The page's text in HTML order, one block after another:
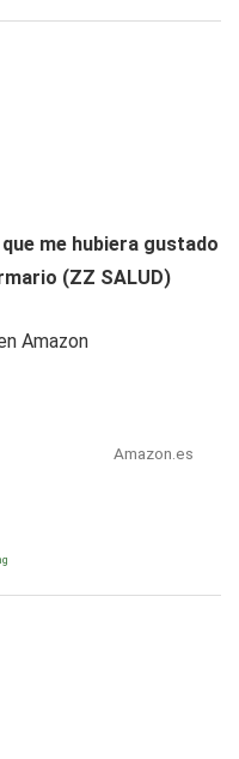
me hubiera gustado
(ZZ SALUD)
Amazon
Amazon.es